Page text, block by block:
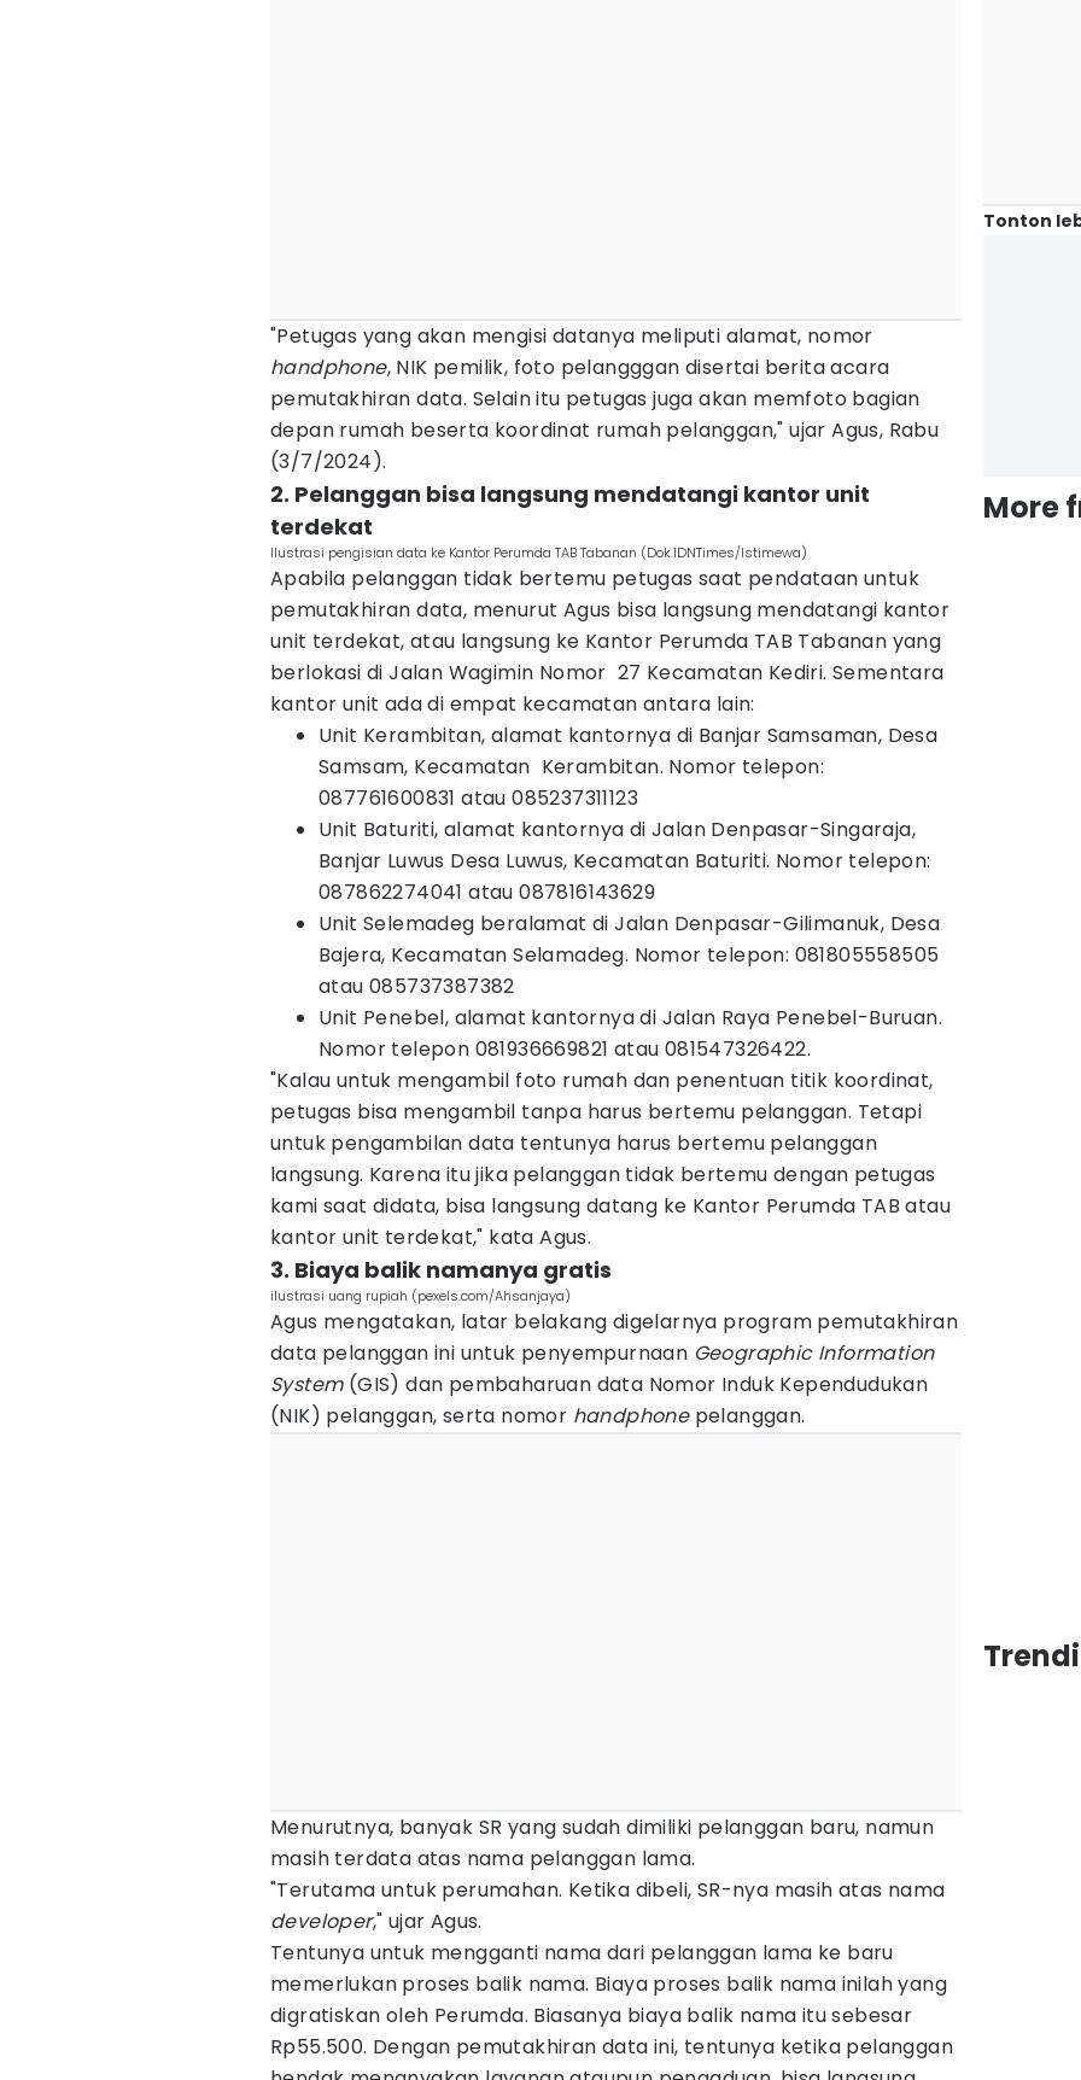
"Petugas yang akan mengisi datanya meliputi alamat, nomor
handphone, NIK pemilik, foto pelangggan disertai berita acara
pemutakhiran data. Selain itu petugas juga akan memfoto bagian
depan rumah beserta koordinat rumah pelanggan," ujar Agus, Rabu
(3/7/2024).
2. Pelanggan bisa langsung mendatangi kantor unit
terdekat
Ilustrasi pengisian data ke Kantor Perumda TAB Tabanan (Dok.IDNTimes/Istimewa)
Apabila pelanggan tidak bertemu petugas saat pendataan untuk
pemutakhiran data, menurut Agus bisa langsung mendatangi kantor
unit terdekat, atau langsung ke Kantor Perumda TAB Tabanan yang
berlokasi di Jalan Wagimin Nomor 27 Kecamatan Kediri. Sementara
kantor unit ada di empat kecamatan antara lain:
Unit Kerambitan, alamat kantornya di Banjar Samsaman, Desa
Samsam, Kecamatan Kerambitan. Nomor telepon:
087761600831 atau 085237311123
Unit Baturiti, alamat kantornya di Jalan Denpasar-Singaraja,
Banjar Luwus Desa Luwus, Kecamatan Baturiti. Nomor telepon:
087862274041 atau 087816143629
Unit Selemadeg beralamat di Jalan Denpasar-Gilimanuk, Desa
Bajera, Kecamatan Selamadeg. Nomor telepon: 081805558505
atau 085737387382
Unit Penebel, alamat kantornya di Jalan Raya Penebel-Buruan.
Nomor telepon 081936669821 atau 081547326422.
"Kalau untuk mengambil foto rumah dan penentuan titik koordinat,
petugas bisa mengambil tanpa harus bertemu pelanggan. Tetapi
untuk pengambilan data tentunya harus bertemu pelanggan
langsung. Karena itu jika pelanggan tidak bertemu dengan petugas
kami saat didata, bisa langsung datang ke Kantor Perumda TAB atau
kantor unit terdekat," kata Agus.
3. Biaya balik namanya gratis
ilustrasi uang rupiah (pexels.com/Ahsanjaya)
Agus mengatakan, latar belakang digelarnya program pemutakhiran
data pelanggan ini untuk penyempurnaan Geographic Information
System(GIS) dan pembaharuan data Nomor Induk Kependudukan
(NIK) pelanggan, serta nomor handphonepelanggan.
Menurutnya, banyak SR yang sudah dimiliki pelanggan baru, namun
masih terdata atas nama pelanggan lama.
"Terutama untuk perumahan. Ketika dibeli, SR-nya masih atas nama
developer," ujar Agus.
Tentunya untuk mengganti nama dari pelanggan lama ke baru
memerlukan proses balik nama. Biaya proses balik nama inilah yang
digratiskan oleh Perumda. Biasanya biaya balik nama itu sebesar
Rp55.500. Dengan pemutakhiran data ini, tentunya ketika pelanggan
Tonton
More